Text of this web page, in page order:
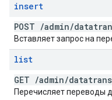
insert
POST /admin/
Вставляет запрос на
list
GET /admin/
Перечисляет переводы